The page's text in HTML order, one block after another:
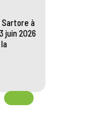
à
juin 2026